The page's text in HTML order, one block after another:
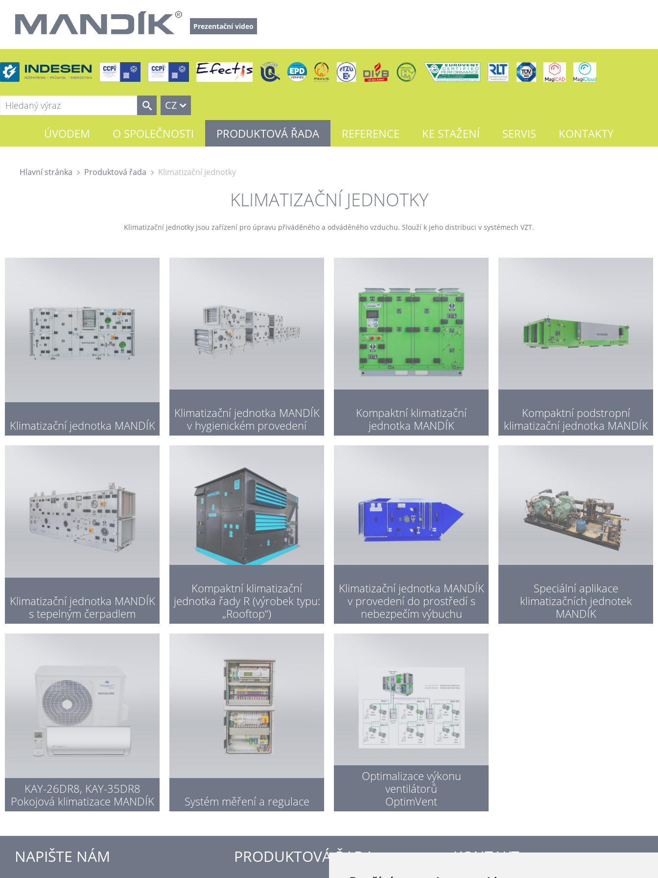
Prezentační video
CZ
ÚVODEM O SPOLEČNOSTI PRODUKTOVÁ ŘADA REFERENCE KE STAŽENÍ SERVIS KONTAKTY
Hlavní stránka Produktová řada Klimatizační jednotky
KLIMATIZAČNÍ JEDNOTKY
Klimatizační jednotky jsou zařízení pro úpravu přiváděného a odváděného vzduchu. Slouží k jeho distribuci v systémech VZT.
Klimatizační jednotka MANDÍK
Klimatizační jednotka MANDÍK
v hygienickém provedení
Kompaktní klimatizační
jednotka MANDÍK
Kompaktní podstropní
klimatizační jednotka MANDÍK
Klimatizační jednotka MANDÍK
s tepelným čerpadlem
Kompaktní klimatizační
jednotka řady R (výrobek typu:
„Rooftop“)
Klimatizační jednotka MANDÍK
v provedení do prostředí s
nebezpečím výbuchu
Speciální aplikace
klimatizačních jednotek
MANDÍK
KAY-26DR8, KAY-35DR8
Pokojová klimatizace MANDÍK
Systém měření a regulace
Optimalizace výkonu
ventilátorů
OptimVent
NAPIŠTE NÁM PRODUKTOVÁ ŘADA KONTAKT